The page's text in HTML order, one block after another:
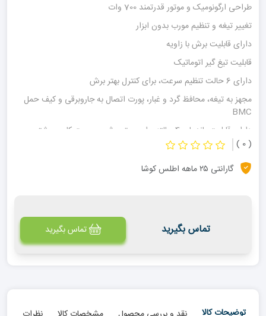
طراحی ارگونومیک و موتور قدرتمند 700 وات
تغییر تیغه و تنظیم مورب بدون ابزار
دارای قابلیت برش با زاویه
قابلیت تیغ گیر اتوماتیک
دارای 6 حالت تنظیم سرعت، برای کنترل بهتر برش
مجهز به تیغه، محافظ گرد و غبار، پورت اتصال به جاروبرقی و کیف حمل
BMC
دارای قابلیت پاندولی 4 حالته برای عمق برش و سرعت کاری بیشتر
( 0 )
گارانتی ۲۵ ماهه اطلس کوشا
تماس بگیرید تماس بگیرید